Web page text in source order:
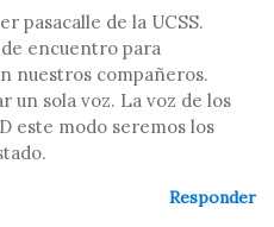
pasacalle de la UCSS.
encuentro para
nuestros compañeros.
un sola voz. La voz de los
este modo seremos los
Responder